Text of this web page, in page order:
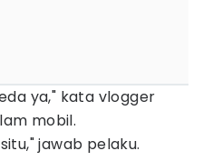
ya," kata vlogger
mobil.
jawab pelaku.